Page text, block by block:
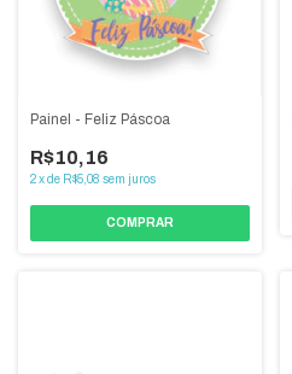
Painel - Feliz Páscoa
R$10,16
2xde R$5,08 sem juros